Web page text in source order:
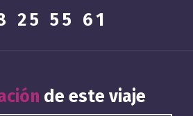
de este viaje
25 55 61